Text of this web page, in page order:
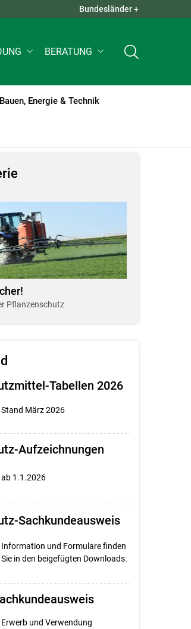
QUICK LINKS +
Bundesländer +
BERATUNG
Bauen, Energie & Technik
Pflanzenschutz
Tabellen 2026
Stand März 2026
Aufzeichnungen
ab 1.1.2026
Sachkundeausweis
Information und Formulare finden
Sie in den beigefügten Downloads.
Erwerb und Verwendung